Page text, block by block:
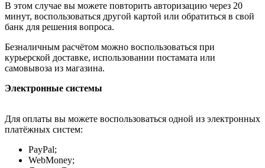
В этом случае вы можете повторить авторизацию через 20
минут, воспользоваться другой картой или обратиться в свой
банк для решения вопроса.
Безналичным расчётом можно воспользоваться при
курьерской доставке, использовании постамата или
самовывоза из магазина.
Электронные системы
Для оплаты вы можете воспользоваться одной из электронных
платёжных систем:
PayPal;
WebMoney;